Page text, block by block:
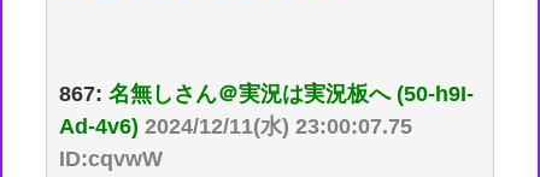
867:名無しさん＠実況は実況板へ (50-h9I-
Ad-4v6) 2024/12/11(水) 23:00:07.75
ID:cqvwW